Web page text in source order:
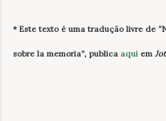
* Este texto é uma tradução livre de
sobre la memoria”, publica aqui em